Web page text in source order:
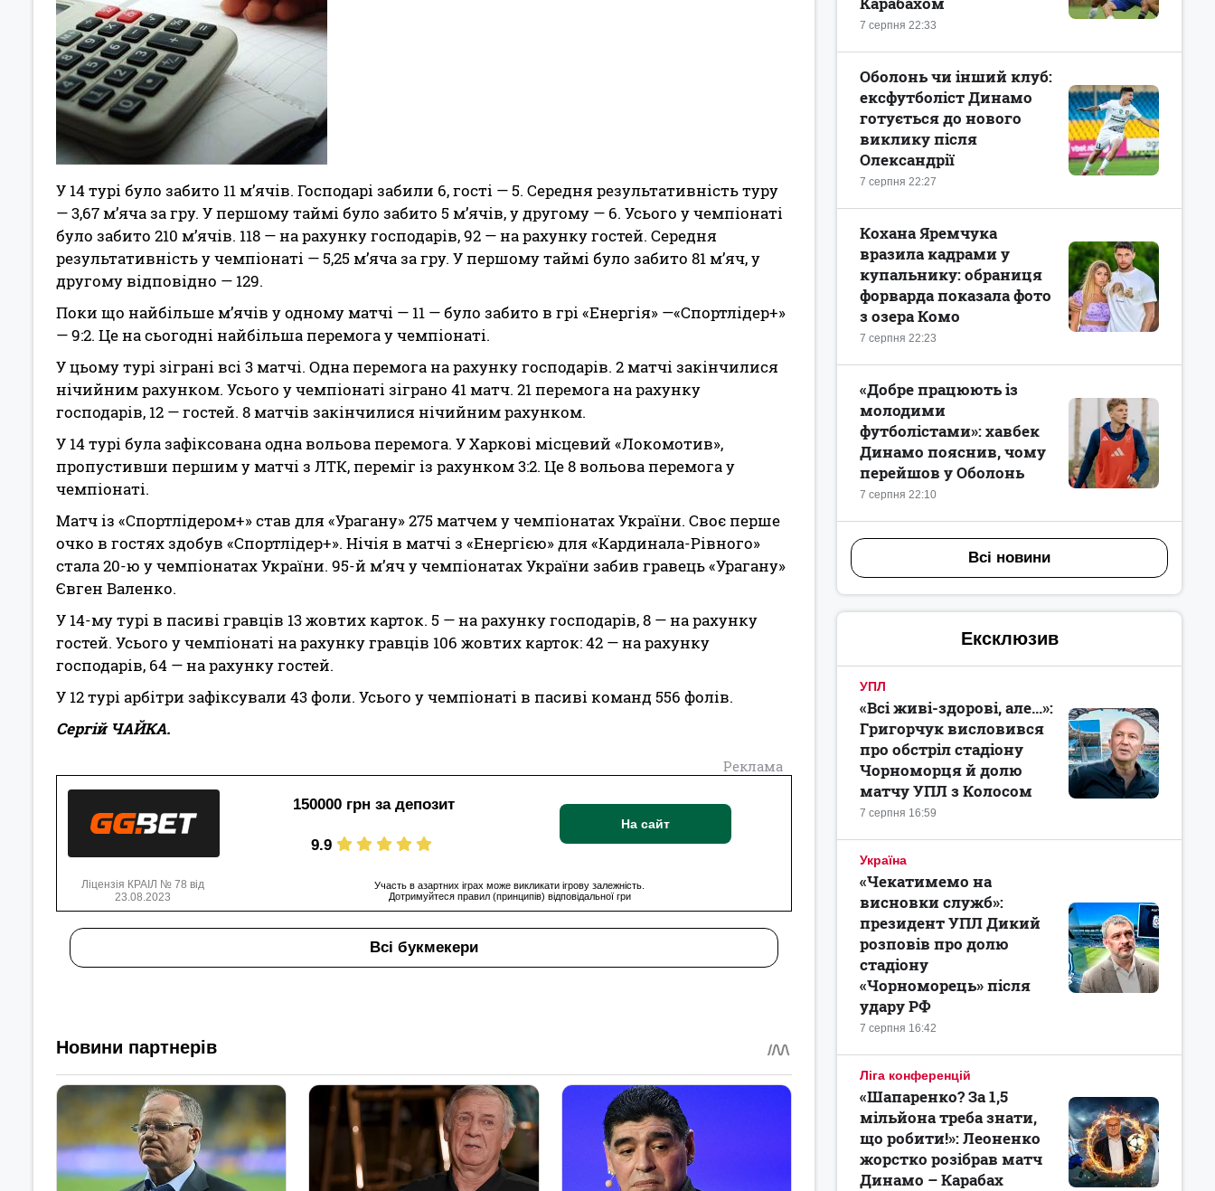
У 14 турі було забито 11 м’ячів. Господарі забили 6, гості — 5. Середня результативність туру
— 3,67 м’яча за гру. У першому таймі було забито 5 м’ячів, у другому — 6. Усього у чемпіонаті
було забито 210 м’ячів. 118 — на рахунку господарів, 92 — на рахунку гостей. Середня
результативність у чемпіонаті — 5,25 м’яча за гру. У першому таймі було забито 81 м’яч, у
другому відповідно — 129.
Поки що найбільше м’ячів у одному матчі — 11 — було забито в грі «Енергія» —«Спортлідер+»
— 9:2. Це на сьогодні найбільша перемога у чемпіонаті.
У цьому турі зіграні всі 3 матчі. Одна перемога на рахунку господарів. 2 матчі закінчилися
нічийним рахунком. Усього у чемпіонаті зіграно 41 матч. 21 перемога на рахунку
господарів, 12 — гостей. 8 матчів закінчилися нічийним рахунком.
У 14 турі була зафіксована одна вольова перемога. У Харкові місцевий «Локомотив»,
пропустивши першим у матчі з ЛТК, переміг із рахунком 3:2. Це 8 вольова перемога у
чемпіонаті.
Матч із «Спортлідером+» став для «Урагану» 275 матчем у чемпіонатах України. Своє перше
очко в гостях здобув «Спорт­лідер+». Нічія в матчі з «Енергією» для «Кардинала-Рівного»
стала 20-ю у чемпіонатах України. 95-й м’яч у чемпіонатах Украї­ни забив гравець «Урагану»
Євген Валенко.
У 14-му турі в пасиві гравців 13 жовтих карток. 5 — на рахунку господарів, 8 — на рахунку
гостей. Усього у чемпіонаті на рахунку гравців 106 жовтих карток: 42 — на рахунку
господарів, 64 — на рахунку гостей.
У 12 турі арбітри зафіксували 43 фоли. Усього у чемпіонаті в пасиві команд 556 фолів.
Сергій ЧАЙКА.
Реклама
150000 грн за депозит
9.9
На сайт
Ліцензія КРАІЛ № 78 від
23.08.2023
Участь в азартних іграх може викликати ігрову залежність.
Дотримуйтеся правил (принципів) відповідальної гри
Всі букмекери
7 серпня 22:33
7 серпня 22:27
Оболонь чи інший клуб:
ексфутболіст Динамо
готується до нового
виклику після
Олександрії
7 серпня 22:23
Кохана Яремчука
вразила кадрами у
купальнику: обраниця
форварда показала фото
з озера Комо
7 серпня 22:10
«Добре працюють із
молодими
футболістами»: хавбек
Динамо пояснив, чому
перейшов у Оболонь
Всі новини
Ексклюзив
УПЛ
7 серпня 16:59
«Всі живі-здорові, але...»:
Григорчук висловився
про обстріл стадіону
Чорноморця й долю
матчу УПЛ з Колосом
Україна
7 серпня 16:42
«Чекатимемо на
висновки служб»:
президент УПЛ Дикий
розповів про долю
стадіону
«Чорноморець» після
удару РФ
Ліга конференцій
«Шапаренко? За 1,5
мільйона треба знати,
що робити!»: Леоненко
жорстко розібрав матч
Динамо – Карабах